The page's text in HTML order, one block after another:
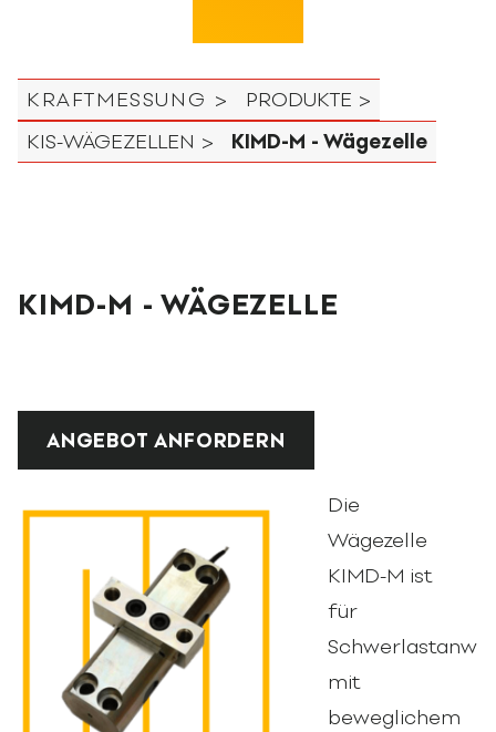
KRAFTMESSUNG >
PRODUKTE >
KIS-WÄGEZELLEN >
KIMD-M - Wägezelle
KIMD-M - WÄGEZELLE
ANGEBOT ANFORDERN
Die
Wägezelle
KIMD-M ist
für
mit
beweglichem